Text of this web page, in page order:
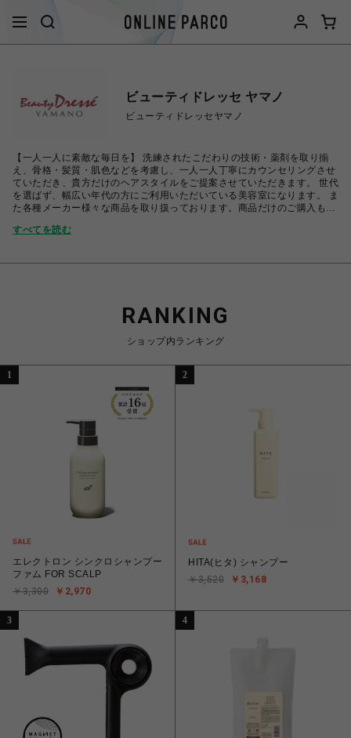
ビューティドレッセ ヤマノ
ビューティドレッセヤマノ
【一人一人に素敵な毎日を】 洗練されたこだわりの技術・薬剤を取り揃
え、骨格・髪質・肌色などを考慮し、一人一人丁寧にカウンセリングさせ
ていただき、貴方だけのヘアスタイルをご提案させていただきます。 世代
を選ばず、幅広い年代の方にご利用いただいている美容室になります。 ま
た各種メーカー様々な商品を取り扱っております。商品だけのご購入も可
すべてを読む
RANKING
ショップ内ランキング
1
エレクトロン シンクロシャンプー
ファム FOR SCALP
￥2,970
￥3,300
2
HITA(ヒタ) シャンプー
￥3,168
￥3,520
3 4